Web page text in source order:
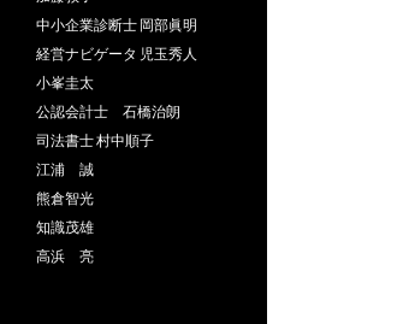
中小企業診断士 岡部眞明
経営ナビゲータ 児玉秀人
小峯圭太
公認会計士 石橋治朗
司法書士 村中順子
江浦 誠
熊倉智光
知識茂雄
高浜 亮